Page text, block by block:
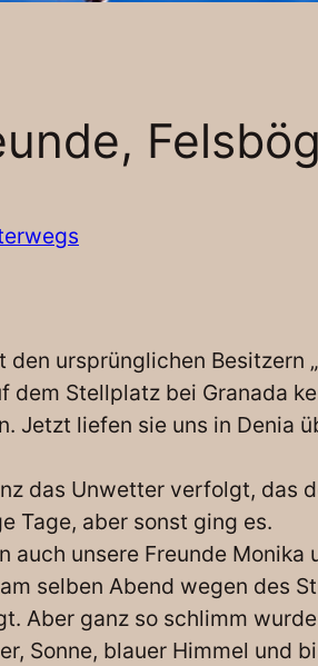
ursprünglichen Besitzern
dem Stellplatz bei Granada
Jetzt liefen sie uns in Denia
das Unwetter verfolgt, das
Tage, aber sonst ging es.
unsere Freunde
selben Abend wegen des
Aber ganz so schlimm
Sonne, blauer Himmel und